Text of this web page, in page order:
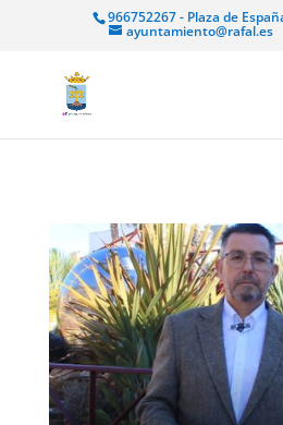
966752267 - Plaza de
ayuntamiento@rafal.es